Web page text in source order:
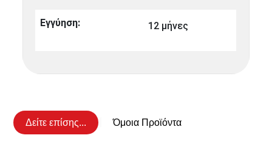
Εγγύηση: 12 μήνες
Δείτε επίσης... Όμοια Προϊόντα